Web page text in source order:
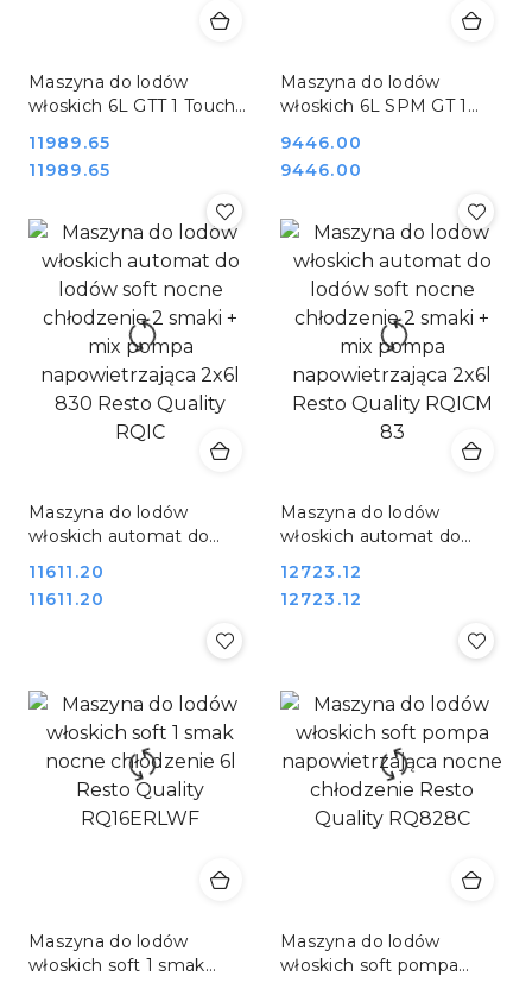
Maszyna do lodów
włoskich 6L GTT 1 Touch
Cena:
11989.65
Cena:
11989.65
Maszyna do lodów
włoskich 6L SPM GT 1
Cena:
9446.00
Cena:
9446.00
Maszyna do lodów
włoskich automat do
chłodzenie 2 smaki + mix
pompa napowietrzająca
2x6l 830 Resto Quality
Cena:
11611.20
Cena:
11611.20
Maszyna do lodów
włoskich automat do
chłodzenie 2 smaki + mix
pompa napowietrzająca
2x6l Resto Quality RQICM
Cena:
12723.12
Cena:
12723.12
Maszyna do lodów
włoskich soft 1 smak
Maszyna do lodów
włoskich soft pompa